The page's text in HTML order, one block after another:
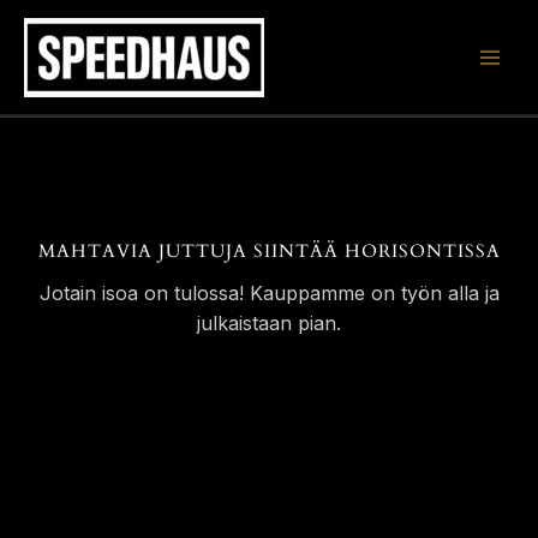
Siirry
sisältöön
MAHTAVIA JUTTUJA SIINTÄÄ HORISONTISSA
Jotain isoa on tulossa! Kauppamme on työn alla ja
julkaistaan pian.